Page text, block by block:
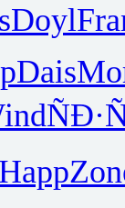
Doyl
Dais
Happ